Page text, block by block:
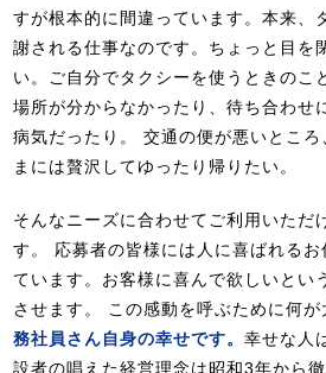
すが根本的に間違っています。本来、
謝される仕事なのです。ちょっと目を
い。ご自分でタクシーを使うときのこ
場所が分からなかったり、待ち合わせ
病気だったり。 交通の便が悪いとこ
まには贅沢してゆったり帰りたい。
そんなニーズに合わせてご利用いただ
す。 応募者の皆様には人に喜ばれる
ています。お客様に喜んで欲しいとい
させます。 この感動を呼ぶために何
務社員さん自身の幸せです。幸せな人
設者の唱えた経営理念は昭和3年から